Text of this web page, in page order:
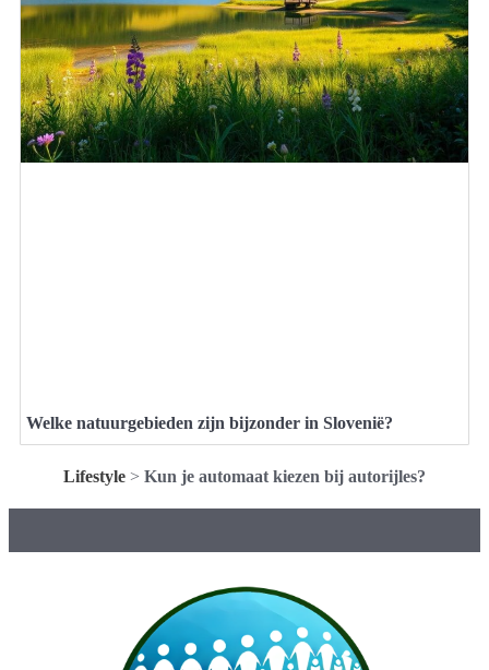
Welke natuurgebieden zijn bijzonder in Slovenië?
Lifestyle > Kun je automaat kiezen bij autorijles?